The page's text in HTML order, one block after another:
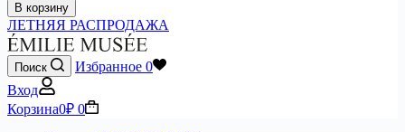
В корзину
ЛЕТНЯЯ РАСПРОДАЖА
Поиск Избранное 0
Вход
Корзина0₽ 0